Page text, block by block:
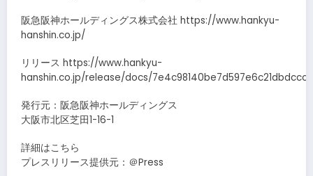
阪急阪神ホールディングス株式会社 https://www.hankyu-
hanshin.co.jp/
リリース https://www.hankyu-
hanshin.co.jp/release/docs/
発行元：阪急阪神ホールディングス
大阪市北区芝田1-16-1
詳細はこちら
プレスリリース提供元：＠Press